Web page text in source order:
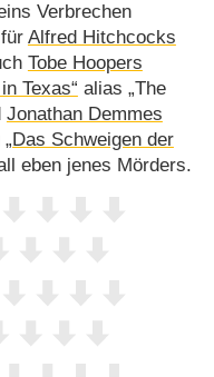
Verbrechen
Alfred Hitchcocks
Tobe Hoopers
Texas“ alias „The
Jonathan Demmes
„Das Schweigen der
eben jenes Mörders.